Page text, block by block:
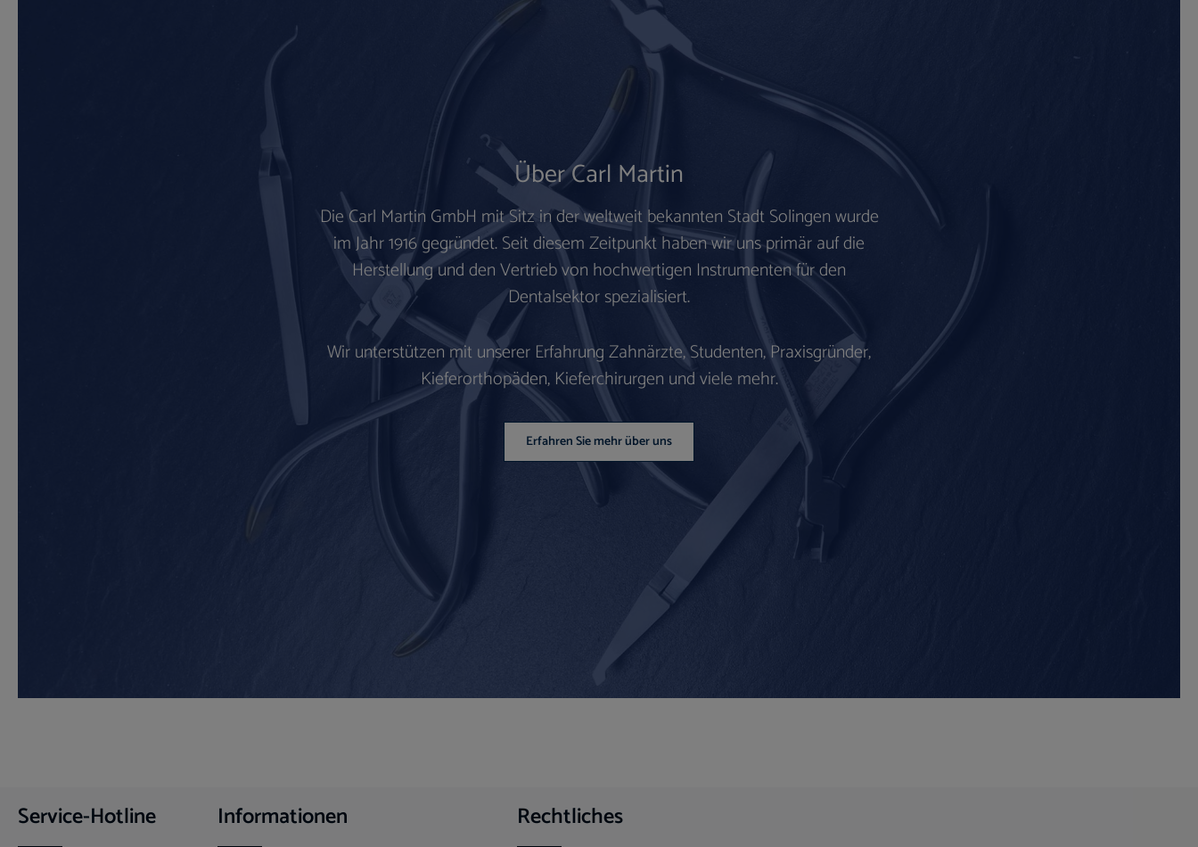
Über Carl Martin
Die Carl Martin GmbH mit Sitz in der weltweit bekannten Stadt Solingen wurde
im Jahr 1916 gegründet.Seit diesem Zeitpunkt haben wir uns primär auf die
Herstellung und den Vertrieb von hochwertigen Instrumenten für den
Dentalsektor spezialisiert.
Wir unterstützen mit unserer Erfahrung Zahnärzte, Studenten, Praxisgründer,
Kieferorthopäden, Kieferchirurgen und viele mehr.
Erfahren Sie mehr über uns
Service-Hotline Informationen Rechtliches